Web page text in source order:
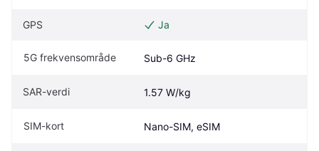
GPS Ja
5G frekvensområde Sub-6 GHz
SAR-verdi 1.57 W/kg
SIM-kort Nano-SIM, eSIM